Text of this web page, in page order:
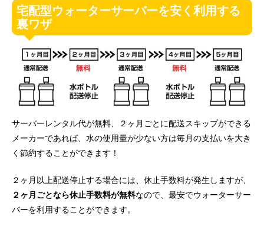
宅配型ウォーターサーバーを安く利用する
裏ワザ
サーバーレンタル代が無料、２ヶ月ごとに配送スキップができる
メーカーであれば、水の使用量が少ない方は毎月の支払いを大き
く節約することができます！
２ヶ月以上配送停止する場合には、休止手数料が発生しますが、
２ヶ月ごとなら休止手数料が無料なので、最安でウォーターサー
バーを利用することができます。